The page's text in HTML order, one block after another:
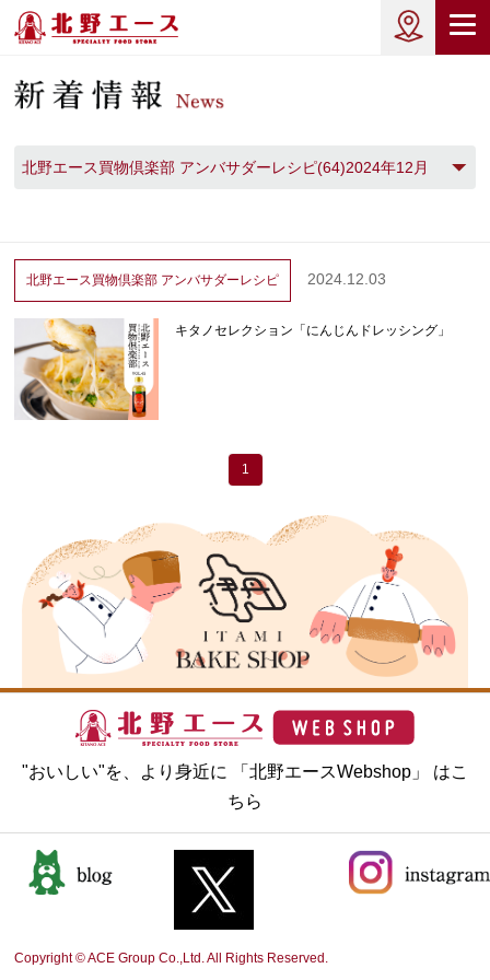
北野エース買物倶楽部 アンバサダーレシピ(64)2024年12月
北野エース買物倶楽部 アンバサダーレシピ 2024.12.03
キタノセレクション「にんじんドレッシング」
1
"おいしい"を、より身近に 「北野エースWebshop」 はこ
ちら
Copyright © ACE Group Co.,Ltd. All Rights Reserved.